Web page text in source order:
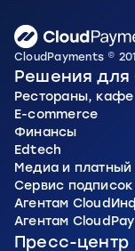
CloudPayments ©
Решения для
Рестораны, кафе
E-commerce
Финансы
Edtech
Медиа и платный
Сервис подписок
Агентам
Агентам
Пресс-центр